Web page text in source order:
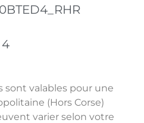
4
sont valables pour une
(Hors Corse)
varier selon votre